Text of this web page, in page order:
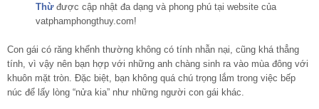
Thừđược cập nhật đa dạng và phong phú tại website của
vatphamphongthuy.com!
Con gái có răng khểnh thường không có tính nhẫn nại, cũng khá thẳng
tính, vì vậy nên bạn hợp với những anh chàng sinh ra vào mùa đông với
khuôn mặt tròn. Đặc biệt, bạn không quá chú trọng lắm trong việc bếp
núc để lấy lòng “nửa kia” như những người con gái khác.